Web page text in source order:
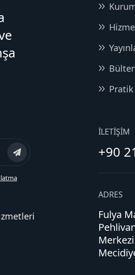
İLETIŞIM
+90
ADRES
Fulya